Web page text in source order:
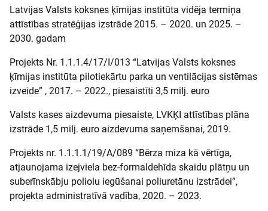
Latvijas Valsts koksnes ķīmijas institūta vidēja termiņa
attīstības stratēģijas izstrāde 2015. – 2020. un 2025. –
2030. gadam
Projekts Nr. 1.1.1.4/17/I/013 “Latvijas Valsts koksnes
ķīmijas institūta pilotiekārtu parka un ventilācijas sistēmas
izveide” , 2017. – 2022., piesaistīti 3,5 milj. euro
Valsts kases aizdevuma piesaiste, LVKĶI attīstības plāna
izstrāde 1,5 milj. euro aizdevuma saņemšanai, 2019.
Projekts nr. 1.1.1.1/19/A/089 “Bērza miza kā vērtīga,
atjaunojama izejviela bez-formaldehīda skaidu plātņu un
suberīnskābju poliolu iegūšanai poliuretānu izstrādei”,
projekta administratīvā vadība, 2020. – 2023.